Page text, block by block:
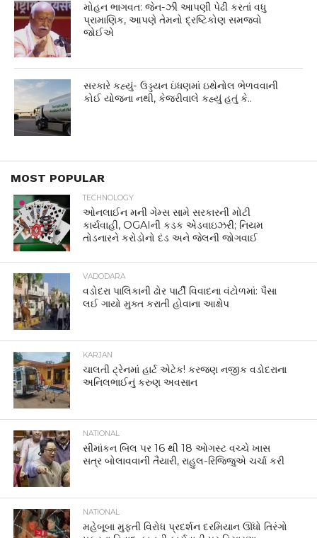
મોહન ભાગવત: જેન-ઝી આપણી પેઢી કરતાં વધુ
પ્રામાણિક, આપણે તેમનો દ્રષ્ટિકોણ સમજવો
જોઈએ
સરકારે કહ્યું- ઉડ્ડયન ઇંધણમાં ઇથેનોલ ભેળવવાની
કોઈ યોજના નથી, કેજરીવાલે કહ્યું હતું કે..
MOST POPULAR
TECHNOLOGY
ઓનલાઈન મની ગેમ્સ સામે સરકારની મોટી
કાર્યવાહી, OGAIની કડક એડવાઇઝરી; નિયમ
તોડનારને કરોડોનો દંડ અને જેલની જોગવાઈ
VADODARA
વડોદરા પાલિકાની ઢોર પાર્ટી વિવાદના વંટોળમાં: પૈસા
લઈ ગાયો મુક્ત કરાતી હોવાના આક્ષેપ
KARJAN
ચાલતી ટ્રેનમાં હાર્ટ એટેક! કરજણ નજીક વડોદરાના
અનિલભાઈનું કરુણ અવસાન
NATIONAL
સીમાંકન બિલ પર 16 થી 18 ઓગસ્ટ વચ્ચે ખાસ
સત્ર બોલાવવાની તૈયારી, રાહુલ-રિજિજુએ ચર્ચા કરી
NATIONAL
મહેબૂબા મુફ્તી વિરોધ પ્રદર્શન દરમિયાન ઊંધો તિરંગો